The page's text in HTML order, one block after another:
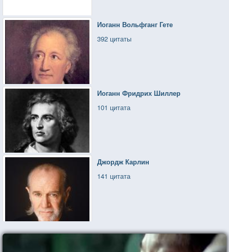
Иоганн Вольфганг Гете
392 цитаты
Иоганн Фридрих Шиллер
101 цитата
Джордж Карлин
141 цитата